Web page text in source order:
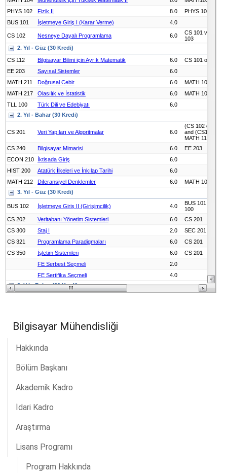
Bilgisayar Mühendisliği
Hakkında
Bölüm Başkanı
Akademik Kadro
İdari Kadro
Araştırma
Lisans Programı
Program Hakkında